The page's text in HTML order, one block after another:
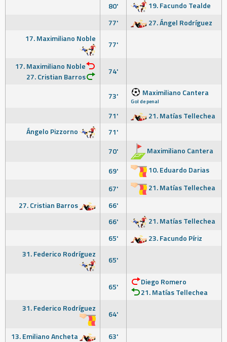
80'
19. Facundo Tealde
77'
27. Ángel Rodríguez
17. Maximiliano Noble
77'
17. Maximiliano Noble
27. Cristian Barros
74'
73' Maximiliano Cantera
Gol de penal
71'
21. Matías Tellechea
Ángelo Pizzorno
71'
70'
Maximiliano Cantera
69'
10. Eduardo Darias
67'
21. Matías Tellechea
27. Cristian Barros
66'
66'
21. Matías Tellechea
65'
23. Facundo Píriz
31. Federico Rodríguez
65'
65'
Diego Romero
21. Matías Tellechea
31. Federico Rodríguez
64'
13. Emiliano Ancheta
63'